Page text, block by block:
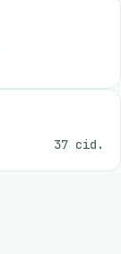
37 cid.